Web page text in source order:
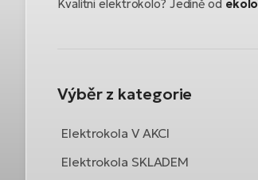
Kvalitní elektrokolo? Jedině od
Výběr z kategorie
Elektrokola V AKCI
Elektrokola SKLADEM